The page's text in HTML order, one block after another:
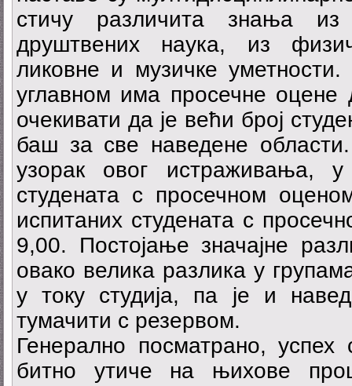
стичу различита знања
друштвених наука, из
ликовне и музичке уметности.
углавном има просечне оцене
очекивати да је већи број
баш за све наведене
узорак овог истраживања,
студената с просечном
испитаних студената с
9,00. Постојање значајне
овако велика разлика у
у току студија, па је и
тумачити с резервом.
Генерално посматрано, успех
битно утиче на њихове